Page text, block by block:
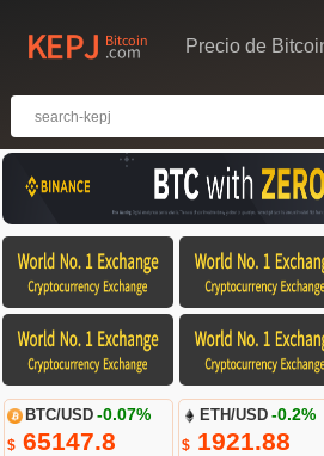
Precio de
BTC/USD -0.07%
$65147.8
ETH/USD -0.2%
$ 1921.88